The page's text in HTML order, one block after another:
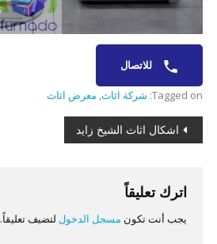
للاتصال
Tagged on: شركة اثاث, معرض اثاث
تصفّح
اشكال اثاث الشيخ زايد
اترك تعليقاً
يجب أنت تكون مسجل الدخول لتضيف تعليقاً.